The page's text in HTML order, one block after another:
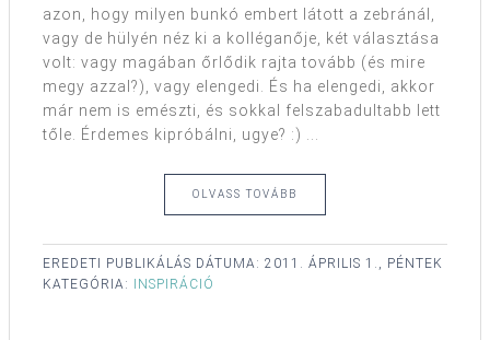
azon, hogy milyen bunkó embert látott a zebránál,
vagy de hülyén néz ki a kolléganője, két választása
volt: vagy magában őrlődik rajta tovább (és mire
megy azzal?), vagy elengedi. És ha elengedi, akkor
már nem is emészti, és sokkal felszabadultabb lett
tőle. Érdemes kipróbálni, ugye? :) ...
OLVASS TOVÁBB
EREDETI PUBLIKÁLÁS DÁTUMA: 2011. ÁPRILIS 1., PÉNTEK
KATEGÓRIA:
INSPIRÁCIÓ